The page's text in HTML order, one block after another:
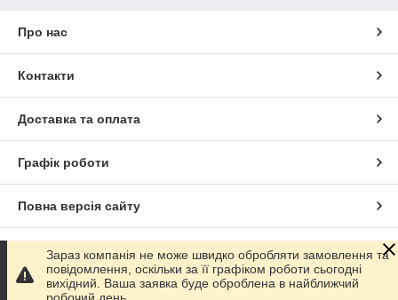
Про нас
Контакти
Доставка та оплата
Графік роботи
Повна версія сайту
Сайт створено на маркетплейсі Prom.ua
Політика конфіденційності
Зараз компанія не може швидко обробляти замовлення та
повідомлення, оскільки за її графіком роботи сьогодні
вихідний. Ваша заявка буде оброблена в найближчий